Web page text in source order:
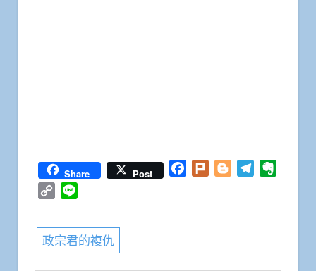
Share Post Facebook
Plurk BloggerTelegram
Copy
政宗君的複仇